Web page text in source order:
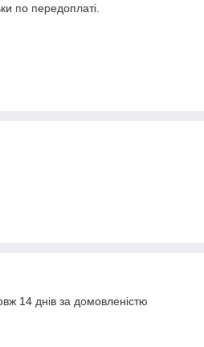
по передоплаті.
14 днів за домовленістю